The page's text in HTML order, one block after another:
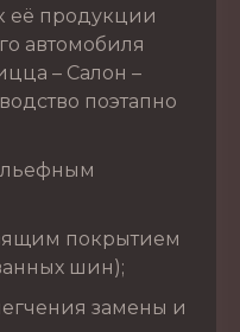
её продукции
автомобиля
– Салон –
поэтапно
покрытием
шин);
замены и